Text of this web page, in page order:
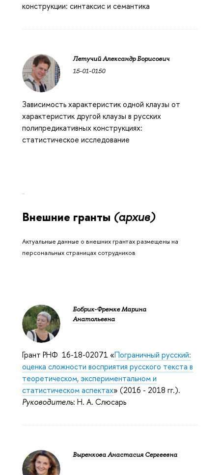
конструкции: синтаксис и семантика
Летучий Александр Борисович
15-01-0150
Зависимость характеристик одной клаузы от
характеристик другой клаузы в русских
полипредикативных конструкциях:
статистическое исследование
Внешние гранты (архив)
Актуальные данные о внешних грантах размещены на
персональных страницах сотрудников
Бобрик-Фремке Марина
Анатольевна
Грант РНФ 16-18-02071 «Пограничный русский:
оценка сложности восприятия русского текста в
теоретическом, экспериментальном и
статистическом аспектах» (2016 - 2018 гг.).
Руководитель: Н. А. Слюсарь
Выренкова Анастасия Сергеевна